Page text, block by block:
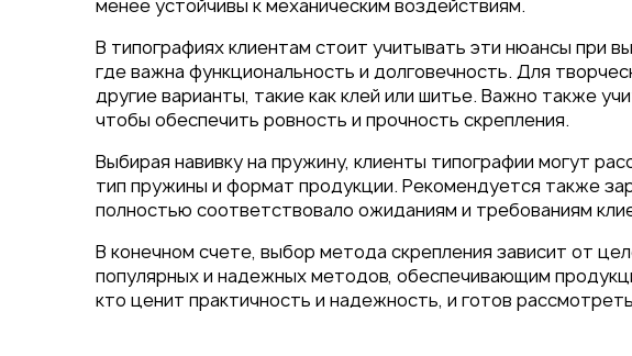
менее устойчивы к механическим воздействиям.
В типографиях клиентам стоит учитывать эти нюансы при
где важна функциональность и долговечность. Для
другие варианты, такие как клей или шитье. Важно также
чтобы обеспечить ровность и прочность скрепления.
Выбирая навивку на пружину, клиенты типографии могут
тип пружины и формат продукции. Рекомендуется также
полностью соответствовало ожиданиям и требованиям
В конечном счете, выбор метода скрепления зависит от
популярных и надежных методов, обеспечивающим
кто ценит практичность и надежность, и готов